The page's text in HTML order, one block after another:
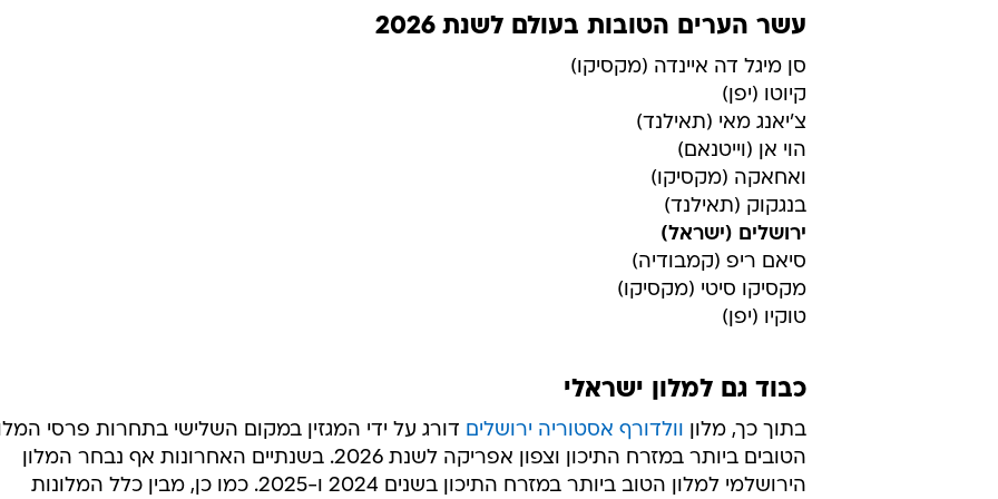
עשר הערים הטובות בעולם לשנת 2026
סן מיגל דה איינדה (מקסיקו)
קיוטו (יפן)
צ'יאנג מאי (תאילנד)
הוי אן (וייטנאם)
ואחאקה (מקסיקו)
בנגקוק (תאילנד)
ירושלים (ישראל)
סיאם ריפ (קמבודיה)
מקסיקו סיטי (מקסיקו)
טוקיו (יפן)
כבוד גם למלון ישראלי
בתוך כך, מלון וולדורף אסטוריה ירושלים דורג על ידי המגזין במקום השלישי בתחרות פרסי
הטובים ביותר במזרח התיכון וצפון אפריקה לשנת 2026. בשנתיים האחרונות אף נבחר המלון
הירושלמי למלון הטוב ביותר במזרח התיכון בשנים 2024 ו-2025. כמו כן, מבין כלל המלונות